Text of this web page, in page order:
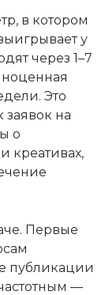
в котором
у
через 1–7
Это
заявок на
о
креативах,
Первые
публикации
—